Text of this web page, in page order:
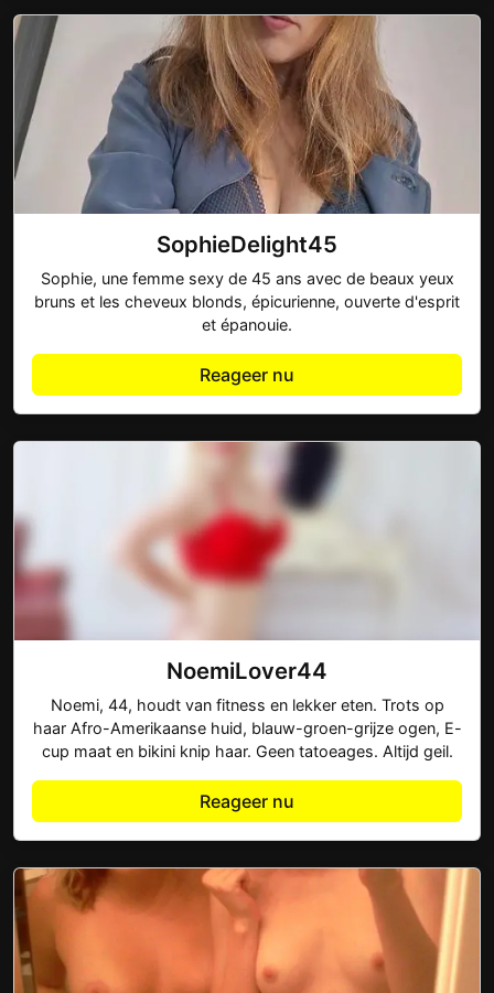
SophieDelight45
Sophie, une femme sexy de 45 ans avec de beaux yeux
bruns et les cheveux blonds, épicurienne, ouverte d'esprit
et épanouie.
Reageer nu
NoemiLover44
Noemi, 44, houdt van fitness en lekker eten. Trots op
haar Afro-Amerikaanse huid, blauw-groen-grijze ogen, E-
cup maat en bikini knip haar. Geen tatoeages. Altijd geil.
Reageer nu